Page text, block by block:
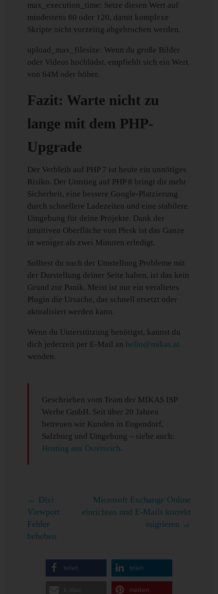
max_execution_time: Setze diesen Wert auf
mindestens 60 oder 120, damit komplexe
Skripte nicht vorzeitig abgebrochen werden.
upload_max_filesize: Wenn du große Bilder
oder Videos hochlädst, empfiehlt sich ein Wert
von 64M oder höher.
Fazit: Warte nicht zu
lange mit dem PHP-
Upgrade
Der Verbleib auf PHP 7 ist heute ein unnötiges
Risiko. Der Umstieg auf PHP 8 bringt dir mehr
Sicherheit, eine bessere Google-Platzierung
durch schnellere Ladezeiten und eine stabilere
Umgebung für deine Projekte. Dank der
intuitiven Oberfläche von Plesk ist das Ganze
in weniger als zwei Minuten erledigt.
Solltest du nach der Umstellung Probleme mit
der Darstellung deiner Seite haben, ist das kein
Grund zur Panik. Meist ist nur ein veraltetes
Plugin die Ursache, das schnell ersetzt oder
aktualisiert werden kann.
Wenn du Unterstützung benötigst, kannst du
dich jederzeit per E-Mail an hello@mikas.at
wenden.
Geschrieben vom Team der MIKAS ISP
Werbe GmbH. Seit über 20 Jahren
betreuen wir Kunden in Eugendorf,
Salzburg und Umgebung – siehe auch:
Hosting aus Österreich.
← Divi
Viewport
Fehler
beheben
Microsoft Exchange Online
einrichten und E-Mails korrekt
migrieren →
teilen teilen
merken